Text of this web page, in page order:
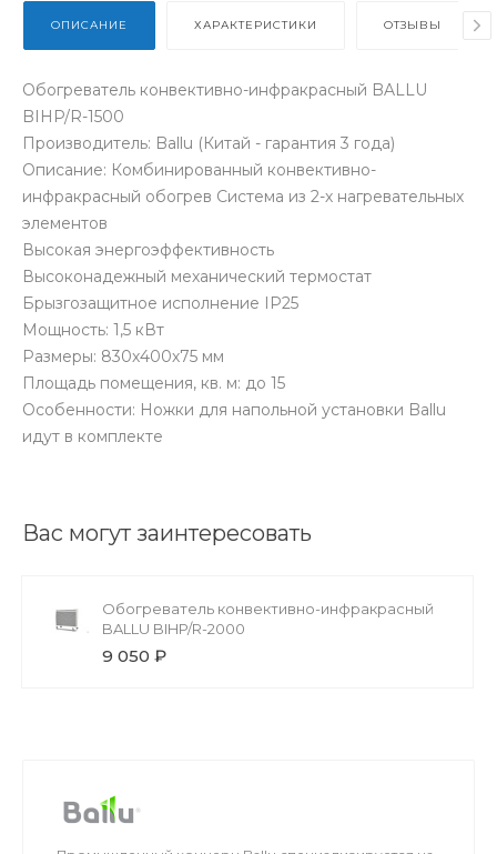
ОПИСАНИЕ ХАРАКТЕРИСТИКИ ОТЗЫВЫ
Обогреватель конвективно-инфракрасный BALLU
BIHP/R-1500
Производитель: Ballu (Китай - гарантия 3 года)
Описание: Комбинированный конвективно-
инфракрасный обогрев Система из 2-х нагревательных
элементов
Высокая энергоэффективность
Высоконадежный механический термостат
Брызгозащитное исполнение IP25
Мощность: 1,5 кВт
Размеры: 830х400х75 мм
Площадь помещения, кв. м: до 15
Особенности: Ножки для напольной установки Ballu
идут в комплекте
Вас могут заинтересовать
Обогреватель конвективно-инфракрасный
BALLU BIHP/R-2000
9 050 ₽